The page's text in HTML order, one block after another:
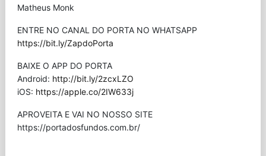
Matheus Monk
ENTRE NO CANAL DO PORTA NO WHATSAPP
https://bit.ly/ZapdoPorta
BAIXE O APP DO PORTA
Android: http://bit.ly/2zcxLZO
iOS: https://apple.co/2IW633j
APROVEITA E VAI NO NOSSO SITE
⁠https://portadosfundos.com.br/